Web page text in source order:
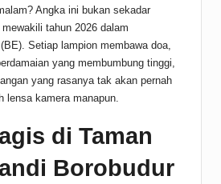
Angka ini bukan sekadar
tahun 2026 dalam
Setiap lampion membawa doa,
yang membumbung tinggi,
yang rasanya tak akan pernah
lensa kamera manapun.
di Taman
Borobudur